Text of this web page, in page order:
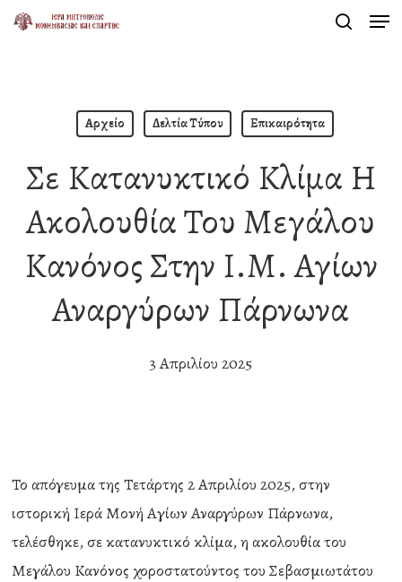
Skip
Αρχείο Δελτία Τύπου Επικαιρότητα
Σε Κατανυκτικό Κλίμα Η
Ακολουθία Του Μεγάλου
Κανόνος Στην Ι.Μ. Αγίων
Αναργύρων Πάρνωνα
3 Απριλίου 2025
Το απόγευμα της Τετάρτης 2 Απριλίου 2025, στην
ιστορική Ιερά Μονή Αγίων Αναργύρων Πάρνωνα,
τελέσθηκε, σε κατανυκτικό κλίμα, η ακολουθία του
Μεγάλου Κανόνος χοροστατούντος του Σεβασμιωτάτου